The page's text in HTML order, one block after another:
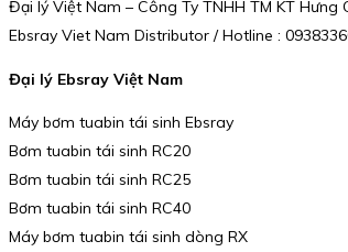
Đại lý Việt Nam – Công Ty TNHH TM KT Hưng
Ebsray Viet Nam Distributor / Hotline :
Đại lý Ebsray Việt Nam
Máy bơm tuabin tái sinh Ebsray
Bơm tuabin tái sinh RC20
Bơm tuabin tái sinh RC25
Bơm tuabin tái sinh RC40
Máy bơm tuabin tái sinh dòng RX